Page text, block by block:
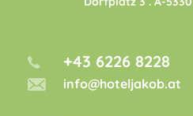
+43 6226 8228
info@hoteljakob.at